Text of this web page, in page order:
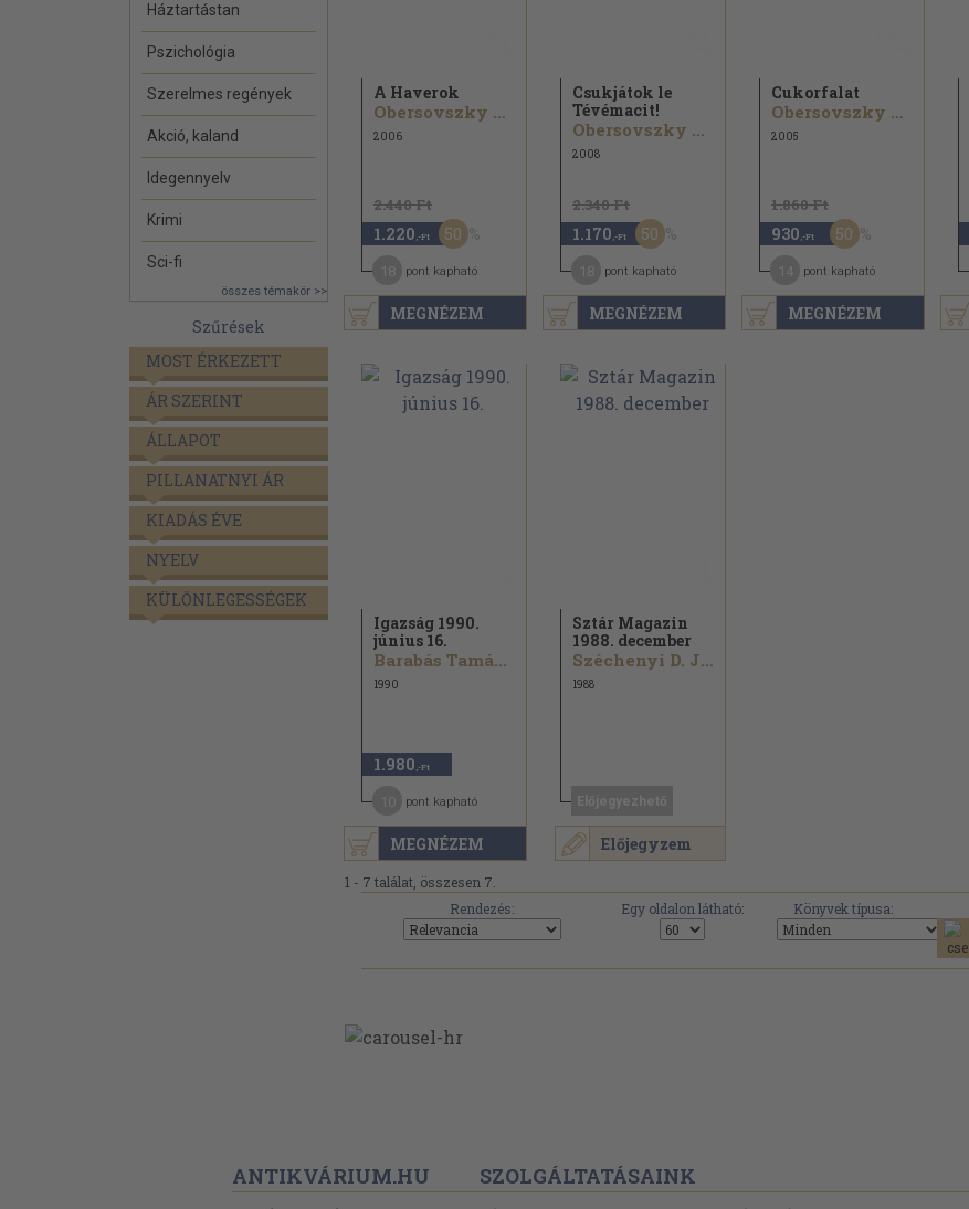
Háztartástan
Pszichológia
Szerelmes regények
Akció, kaland
Idegennyelv
Krimi
Sci-fi
összes témakör >>
Szűrések
MOST ÉRKEZETT
ÁR SZERINT
ÁLLAPOT
PILLANATNYI ÁR
KIADÁS ÉVE
NYELV
KÜLÖNLEGESSÉGEK
MEGNÉZEM
A Haverok
Obersovszky Péter
2006
2.440 Ft
1.220 ,-Ft 50
pont kapható
MEGNÉZEM
Csukjátok le
Tévémacit!
Obersovszky Péter
2008
2.340 Ft
1.170 ,-Ft 50
pont kapható
MEGNÉZEM
Cukorfalat
Obersovszky Péter
2005
1.860 Ft
930 ,-Ft 50
pont kapható
MEGNÉZEM
Igazság 1990.
június 16.
Barabás Tamás...
1990
1.980 ,-Ft
pont kapható
Előjegyzem
Sztár Magazin
1988. december
Széchenyi D. János...
1988
1 - 7 találat, összesen 7.
Rendezés:
Egy oldalon látható: Könyvek típusa:
ANTIKVÁRIUM.HU SZOLGÁLTATÁSAINK